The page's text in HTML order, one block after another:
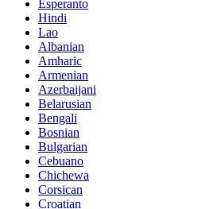
Esperanto
Hindi
Lao
Albanian
Amharic
Armenian
Azerbaijani
Belarusian
Bengali
Bosnian
Bulgarian
Cebuano
Chichewa
Corsican
Croatian